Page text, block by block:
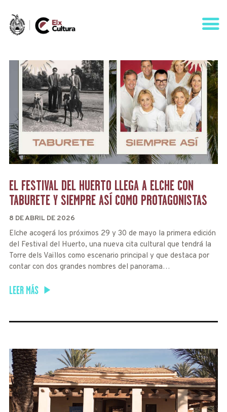
AGENDA
ÁREAS
VISÍTANOS
ELCHE
CONTACTO
EL FESTIVAL DEL HUERTO LLEGA A ELCHE CON
TABURETE Y SIEMPRE ASÍ COMO PROTAGONISTAS
8 DE ABRIL DE 2026
Elche acogerá los próximos 29 y 30 de mayo la primera edición
del Festival del Huerto, una nueva cita cultural que tendrá la
Torre dels Vaïllos como escenario principal y que destaca por
contar con dos grandes nombres del panorama…
LEER MÁS